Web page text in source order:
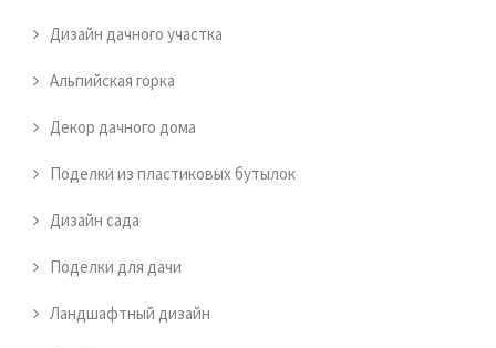
Дизайн дачного участка
Альпийская горка
Декор дачного дома
Поделки из пластиковых бутылок
Дизайн сада
Поделки для дачи
Ландшафтный дизайн